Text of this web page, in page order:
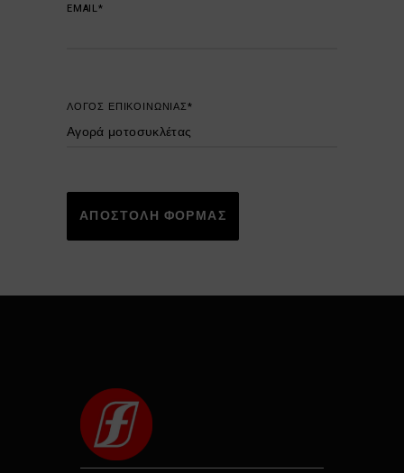
EMAIL*
ΛΟΓΟΣ ΕΠΙΚΟΙΝΩΝΙΑΣ*
ΑΠΟΣΤΟΛΗ ΦΟΡΜΑΣ